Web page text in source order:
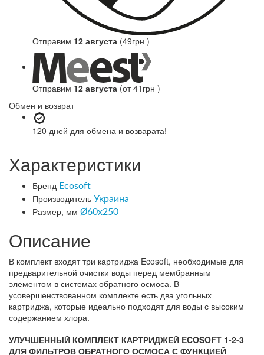
Отправим 12 августа (49грн )
Отправим 12 августа (от 41грн )
Обмен и возврат
120 дней для обмена и возварата!
Характеристики
Бренд Ecosoft
Производитель Украина
Размер, мм Ø60x250
Описание
В комплект входят три картриджа Ecosoft, необходимые для
предварительной очистки воды перед мембранным
элементом в системах обратного осмоса. В
усовершенствованном комплекте есть два угольных
картриджа, которые идеально подходят для воды с высоким
содержанием хлора.
УЛУЧШЕННЫЙ КОМПЛЕКТ КАРТРИДЖЕЙ ECOSOFT 1-2-3
ДЛЯ ФИЛЬТРОВ ОБРАТНОГО ОСМОСА С ФУНКЦИЕЙ